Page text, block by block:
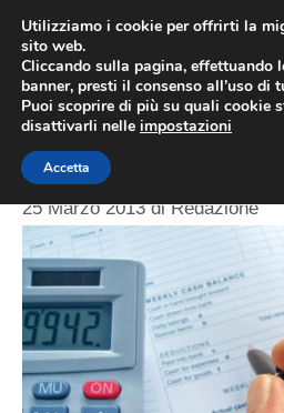
contenuto
False partite
25 Marzo 2013 diRedazione
Utilizziamo i cookie per offrirti la
sito web.
Cliccando sulla pagina, effettuando
banner, presti il consenso all’uso di
Puoi scoprire di più su quali cookie
disattivarli nelle impostazioni
Accetta